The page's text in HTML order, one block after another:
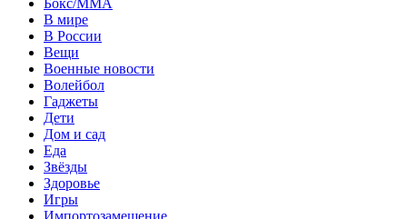
В мире
В России
Вещи
Военные новости
Волейбол
Гаджеты
Дети
Дом и сад
Еда
Звёзды
Здоровье
Игры
Импортозамещение